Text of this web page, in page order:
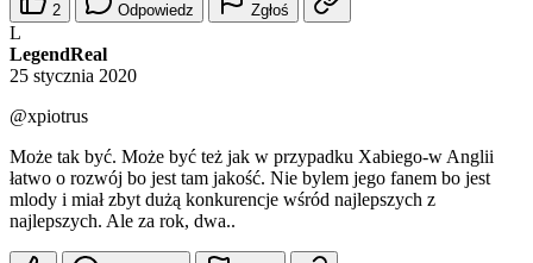
2 Odpowiedz Zgłoś
L
LegendReal
25 stycznia 2020
@xpiotrus
Może tak być. Może być też jak w przypadku Xabiego-w Anglii
łatwo o rozwój bo jest tam jakość. Nie bylem jego fanem bo jest
mlody i miał zbyt dużą konkurencje wśród najlepszych z
najlepszych. Ale za rok, dwa..